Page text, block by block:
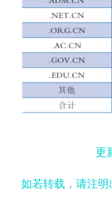
更
如若转载，请注